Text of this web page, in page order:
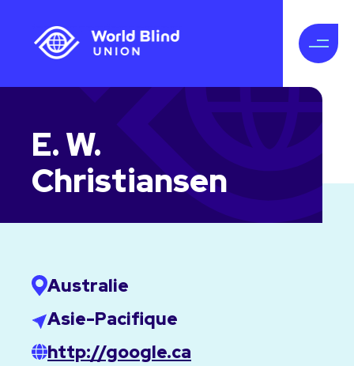
E. W.
Christiansen
Australie
Asie-Pacifique
http://google.ca